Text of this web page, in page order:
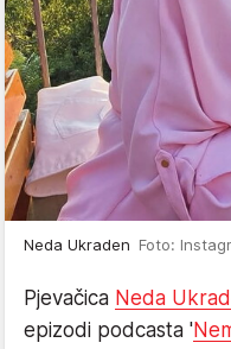
Neda Ukraden Foto:
Pjevačica Neda
epizodi podcasta '